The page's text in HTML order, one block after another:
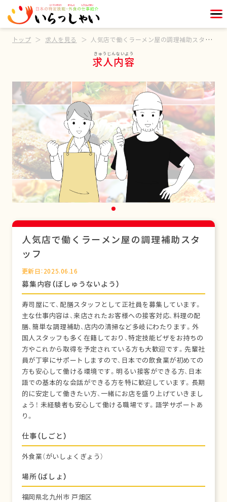
トップ 求人を見る 人気店で働くラーメン屋の調理補助スタッフ
求人内容
人気店で働くラーメン屋の調理補助スタ
ッフ
更新日：2025.06.16
募集内容（ぼしゅうないよう）
寿司屋にて、配膳スタッフとして正社員を募集しています。
主な仕事内容は、来店されたお客様への接客対応、料理の配
膳、簡単な調理補助、店内の清掃など多岐にわたります。外
国人スタッフも多く在籍しており、特定技能ビザをお持ちの
方やこれから取得を予定されている方も大歓迎です。先輩社
員が丁寧にサポートしますので、日本での飲食業が初めての
方も安心して働ける環境です。明るい接客ができる方、日本
語での基本的な会話ができる方を特に歓迎しています。長期
的に安定して働きたい方、一緒にお店を盛り上げていきまし
ょう！ 未経験者も安心して働ける職場です。語学サポートあ
り。
仕事（しごと）
外食業（がいしょくぎょう）
場所（ばしょ）
福岡県北九州市 戸畑区